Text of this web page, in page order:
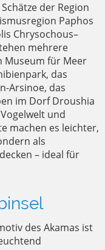
der Region
Paphos
Chrysochous–
mehrere
Museum für Meer
das
Arsinoe, das
im Dorf Droushia
und
machen es leichter,
als
– ideal für
des Akamas ist